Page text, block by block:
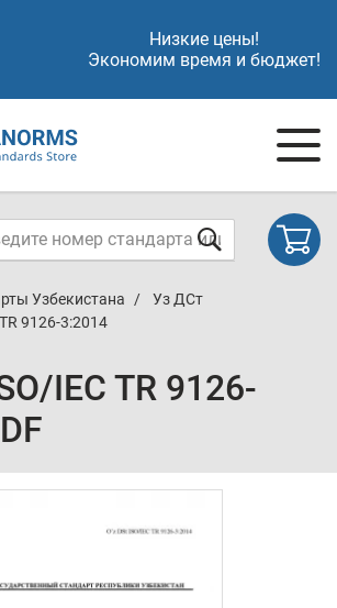
Низкие цены!
Экономим время и бюджет!
Узбекистана
Уз ДСт
9126-3:2014
IEC TR 9126-